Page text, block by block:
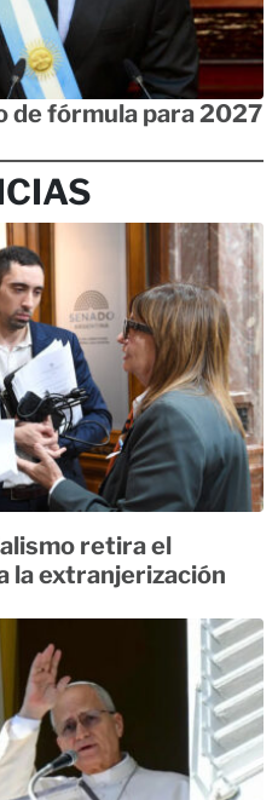
de fórmula para 2027
retira el
la extranjerización